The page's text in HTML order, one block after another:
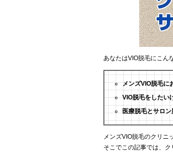
あなたはVIO脱毛にこん
メンズVIO脱毛に
VIO脱毛をしたい
医療脱毛とサロ
メンズVIO脱毛のクリニ
そこでこの記事では、